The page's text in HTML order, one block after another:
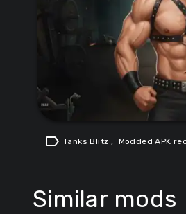
label Tanks Blitz , Modded APK
Similar mods